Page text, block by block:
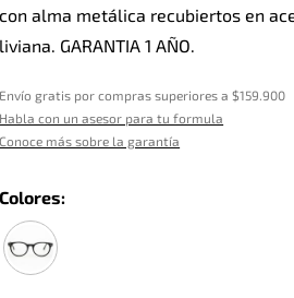
con alma metálica recubiertos en
liviana. GARANTIA 1 AÑO.
Envío gratis por compras superiores a $159.900
Habla con un asesor para tu formula
Conoce más sobre la garantía
Colores: